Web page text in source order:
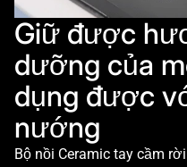
Giữ được
dưỡng của
dụng được
nướng
Bộ nồi Ceramic tay cầm